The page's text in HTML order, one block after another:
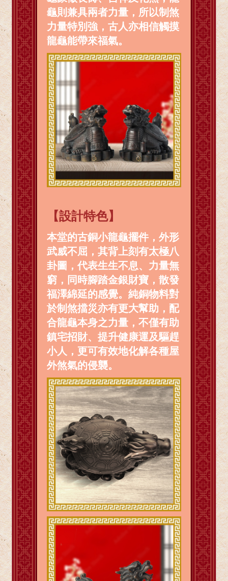
龜則兼具兩者力量，所以制煞
力量特別強，古人亦相信觸摸
龍龜能帶來福氣。
【設計特色】
本堂的古銅小龍龜擺件，外形
武威不屈，其背上刻有太極八
卦圖，代表生生不息、力量無
窮，同時腳踏金銀財寶，散發
福澤綿延的感覺。純銅物料對
於制煞擋災亦有更大幫助，配
合龍龜本身之力量，不僅有助
鎮宅招財、提升健康運及驅趕
小人，更可有效地化解各種屋
外煞氣的侵襲。